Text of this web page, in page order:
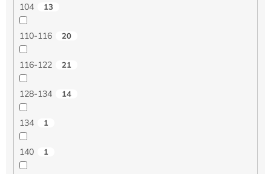
104 13
110-116 20
116-122 21
128-134 14
134 1
140 1